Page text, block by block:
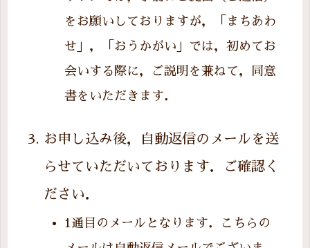
をお願いしておりますが，「まちあわ
せ」，「おうかがい」では，初めてお
会いする際に，ご説明を兼ねて，同意
書をいただきます．
お申し込み後，自動返信のメールを送
らせていただいております．ご確認く
ださい．
1通目のメールとなります．こちらの